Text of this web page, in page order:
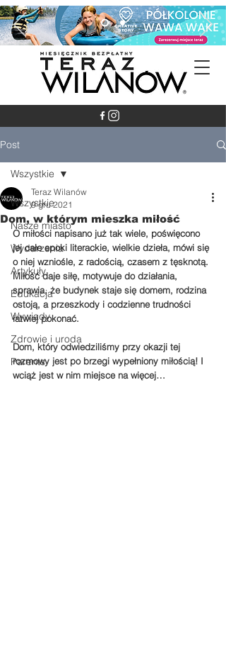
Post
Wszystkie
Nasze miasto
Wydarzenia
Artykuły
Edukacja
Wywiady
Zdrowie i uroda
Parents
Wszystkie
Dom, w którym mieszka miłość
Teraz Wilanów
9 gru 2021
O miłości napisano już tak wiele, poświęcono
jej całe epoki literackie, wielkie dzieła, mówi się
o niej wzniośle, z radością, czasem z tęsknotą.
Miłość daje siłę, motywuje do działania,
sprawia, że budynek staje się domem, rodzina
ostoją, a przeszkody i codzienne trudności
łatwiej pokonać.
Dom, który odwiedziliśmy przy okazji tej
rozmowy jest po brzegi wypełniony miłością! I
wciąż jest w nim miejsce na więcej…